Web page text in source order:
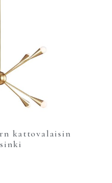
kattovalaisin